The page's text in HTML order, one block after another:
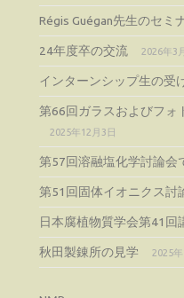
Régis Guégan先生のセミ
24年度卒の交流 2026年3
インターンシップ生の受
第66回ガラスおよびフォ
2025年12月3日
第57回溶融塩化学討論会
第51回固体イオニクス討
日本腐植物質学会第41回
秋田製錬所の見学 2025